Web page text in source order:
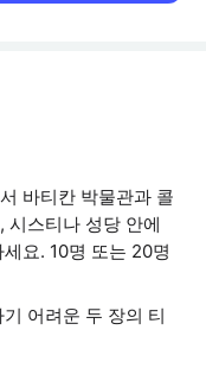
바티칸 박물관과 콜
시스티나 성당 안에
요. 10명 또는 20명
어려운 두 장의 티